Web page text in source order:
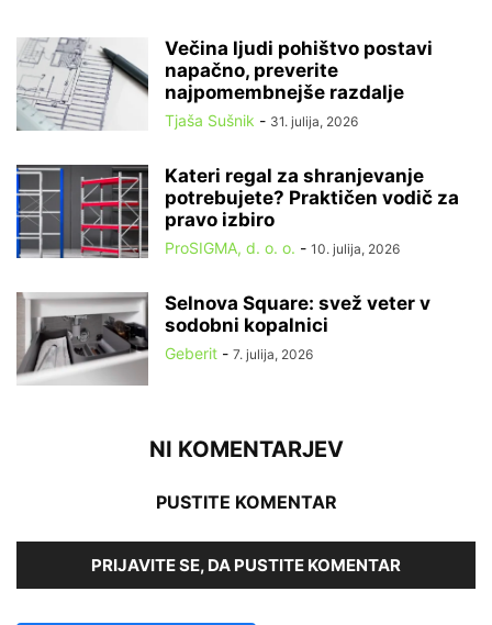
Večina ljudi pohištvo postavi
napačno, preverite
najpomembnejše razdalje
Tjaša Sušnik - 31. julija, 2026
Kateri regal za shranjevanje
potrebujete? Praktičen vodič za
pravo izbiro
ProSIGMA, d. o. o. - 10. julija, 2026
Selnova Square: svež veter v
sodobni kopalnici
Geberit - 7. julija, 2026
NI KOMENTARJEV
PUSTITE KOMENTAR
PRIJAVITE SE, DA PUSTITE KOMENTAR